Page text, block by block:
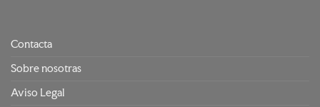
Contacta
Sobre nosotras
Aviso Legal